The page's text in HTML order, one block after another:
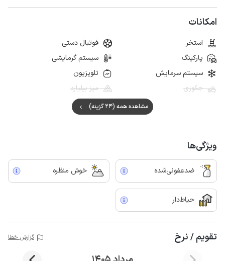
امکانات
استخر
فوتبال دستی
پارکینگ
سیستم گرمایشی
سیستم سرمایش
تلویزیون
جکوزی
میز بیلیارد
مشاهده همه (24 گزینه)
ویژگی‌ها
ضدعفونی‌شده خوش منظره
حیاط‌دار
تقویم / نرخ گزارش خطا